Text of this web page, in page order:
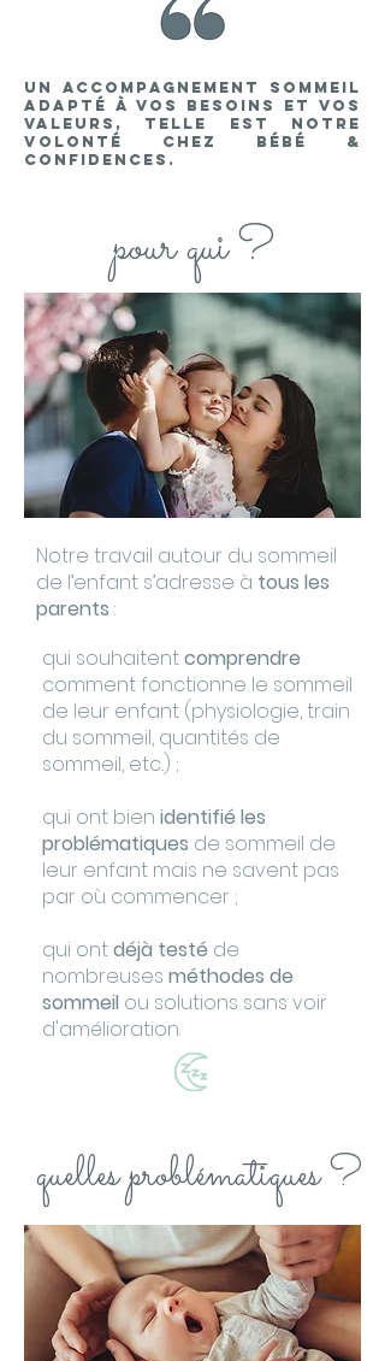
Un accompagnement sommeil
adapté à vos besoins et vos
valeurs, telle est notre
volonté chez bébé &
confidences.
pour qui ?
qui souhaitentcomprendre
comment fonctionne le sommeil
de leur enfant (physiologie, train
du sommeil, quantités de
sommeil, etc..) ;
qui ont bien identifié les
problématiques de sommeil de
leur enfant mais ne savent pas
par où commencer ;
qui ontdéjà testé de
nombreuses méthodes de
sommeil ou solutions sans voir
d'amélioration.
Notre travail autour du sommeil
de l’enfant s’adresse à tous les
parents :
quelles problématiques ?